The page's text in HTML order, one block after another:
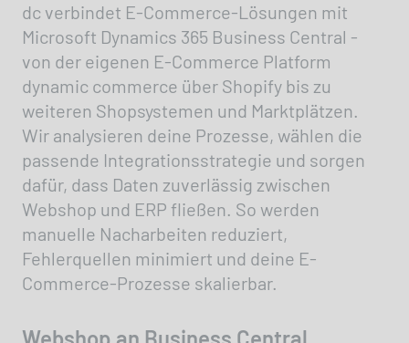
dc verbindet E-Commerce-Lösungen mit
Microsoft Dynamics 365 Business Central -
von der eigenen E-Commerce Platform
dynamic commerce über Shopify bis zu
weiteren Shopsystemen und Marktplätzen.
Wir analysieren deine Prozesse, wählen die
passende Integrationsstrategie und sorgen
dafür, dass Daten zuverlässig zwischen
Webshop und ERP fließen. So werden
manuelle Nacharbeiten reduziert,
Fehlerquellen minimiert und deine E-
Commerce-Prozesse skalierbar.